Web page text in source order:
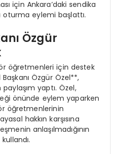
için Ankara’daki sendika
oturma eylemi başlattı.
Özgür
öğretmenleri için destek
Özgür Özel**,
yaptı. Özel,
önünde eylem yaparken
öğretmenlerinin
hakkın karşısına
anlaşılmadığının